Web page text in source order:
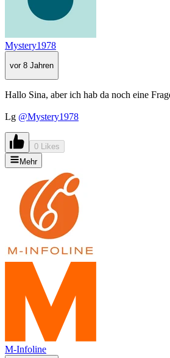
Mystery1978
vor 8 Jahren
Hallo Sina, aber ich hab da noch eine
Lg @Mystery1978
0 Likes
Mehr
M-Infoline